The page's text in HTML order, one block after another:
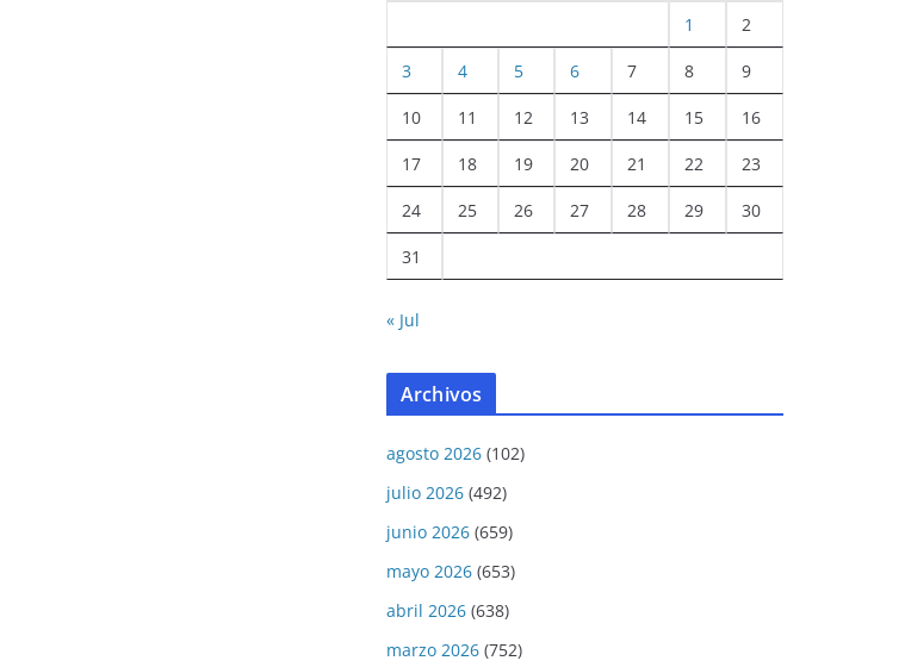
1 2
3 4 5 6 7 8 9
10 11 12 13 14 15 16
17 18 19 20 21 22 23
24 25 26 27 28 29 30
31
« Jul
Archivos
agosto 2026 (102)
julio 2026 (492)
junio 2026 (659)
mayo 2026 (653)
abril 2026 (638)
marzo 2026 (752)